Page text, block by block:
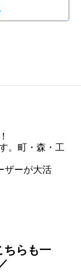
。町・森・工
ザーが大活
ちらも一